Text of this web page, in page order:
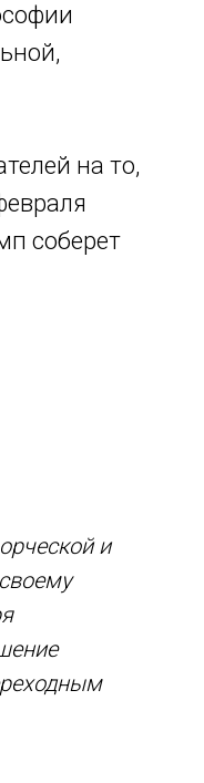
на то,
соберет
и